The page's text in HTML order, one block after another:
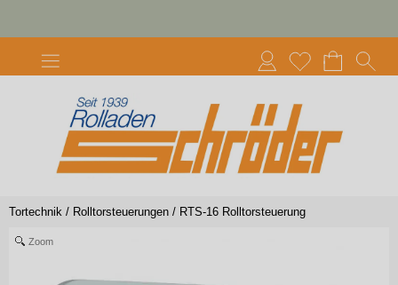
Tortechnik / Rolltorsteuerungen / RTS-16 Rolltorsteuerung
Zoom